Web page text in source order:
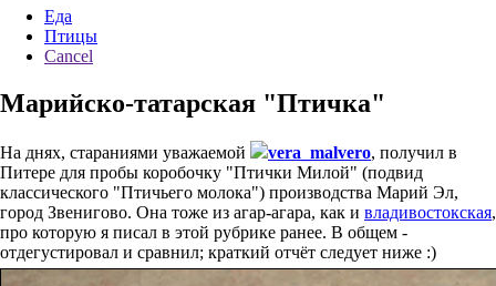
Еда
Птицы
Cancel
Марийско-татарская "Птичка"
На днях, стараниями уважаемой vera_malvero, получил в
Питере для пробы коробочку "Птички Милой" (подвид
классического "Птичьего молока") производства Марий Эл,
город Звенигово. Она тоже из агар-агара, как и владивостокская,
про которую я писал в этой рубрике ранее. В общем -
отдегустировал и сравнил; краткий отчёт следует ниже :)